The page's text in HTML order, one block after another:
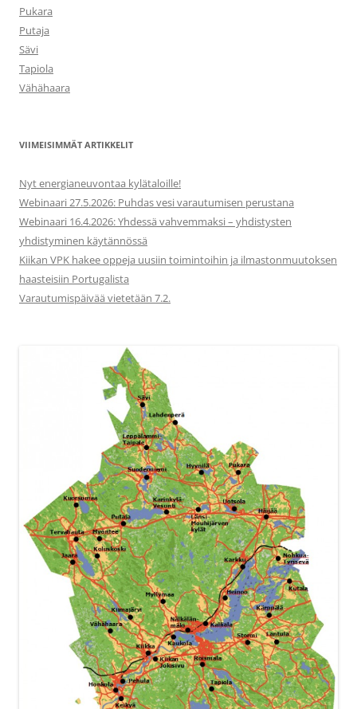
Pukara
Putaja
Sävi
Tapiola
Vähähaara
VIIMEISIMMÄT ARTIKKELIT
Nyt energianeuvontaa kylätaloille!
Webinaari 27.5.2026: Puhdas vesi varautumisen perustana
Webinaari 16.4.2026: Yhdessä vahvemmaksi – yhdistysten
yhdistyminen käytännössä
Kiikan VPK hakee oppeja uusiin toimintoihin ja ilmastonmuutoksen
haasteisiin Portugalista
Varautumispäivää vietetään 7.2.